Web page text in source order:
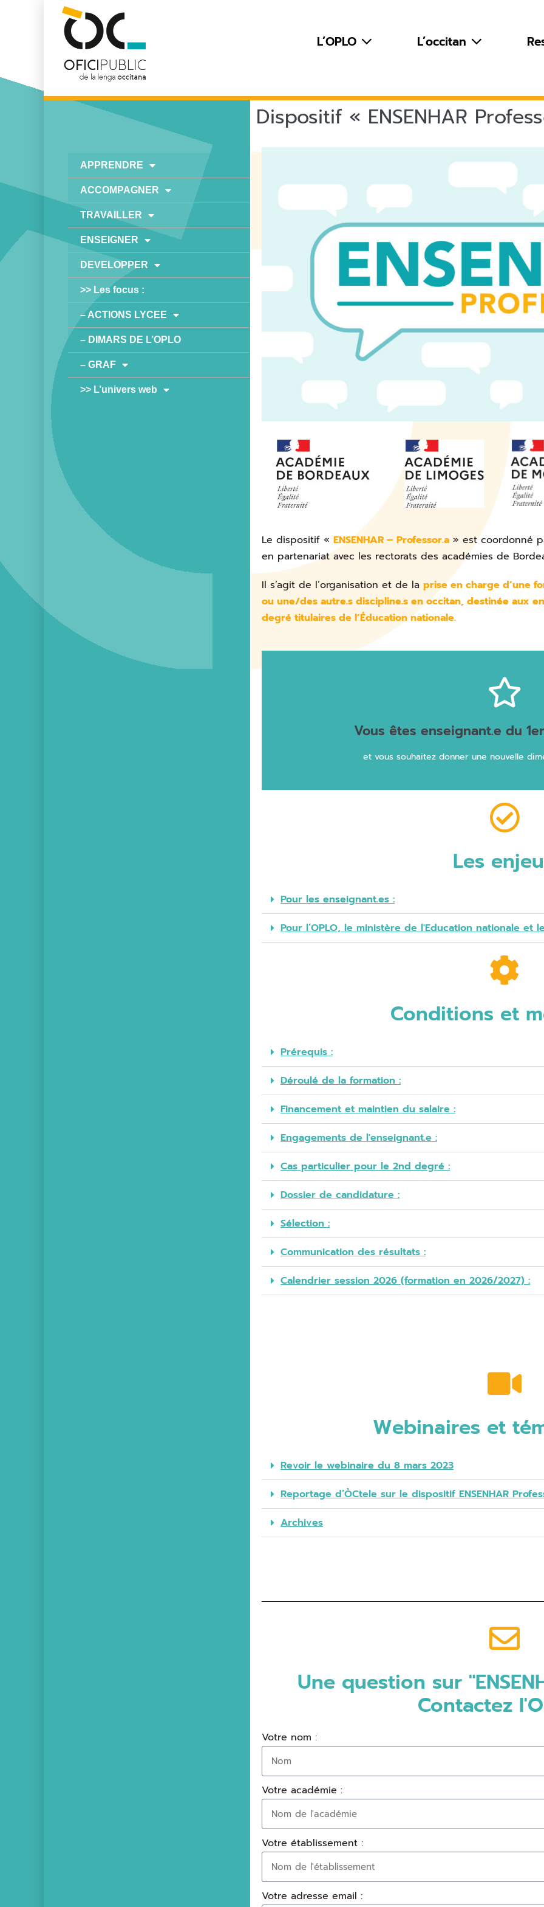
L’OPLO L’occitan
Dispositif « ENSENHAR
APPRENDRE
ACCOMPAGNER
TRAVAILLER
ENSEIGNER
DEVELOPPER
>> Les focus :
– ACTIONS LYCEE
– DIMARS DE L’OPLO
– GRAF
>> L’univers web
Le dispositif « ENSENHAR – Professor.a» est coordonné
en partenariat avec les rectorats des académies de
Il s’agit de l’organisation et de la prise en charge d’une
ou une/des autre.s discipline.s en occitan, destinée aux
degré titulaires de l’Éducation nationale.
Vous êtes enseignant.e du
et vous souhaitez donner une nouvelle
Découvrez le dispositif
et formez-vous à
Télécharger le flyer
Les
Pour les enseignant.es :
Pour l’OPLO, le ministère de l'Education nationale et
Conditions et
Prérequis :
Déroulé de la formation :
Financement et maintien du salaire :
Engagements de l'enseignant.e :
Cas particulier pour le 2nd degré :
Dossier de candidature :
Sélection :
Communication des résultats :
Calendrier session 2026 (formation en 2026/2027) :
Webinaires et
Revoir le webinaire du 8 mars 2023
Reportage d’ÒCtele sur le dispositif ENSENHAR
Archives
Une question sur
Contactez
Votre nom :
Votre académie :
Votre établissement :
Votre adresse email :